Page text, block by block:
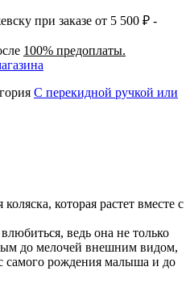
при заказе от 5 500 ₽ -
100% предоплаты.
С перекидной ручкой или
которая растет вместе с
ведь она не только
до мелочей внешним видом,
самого рождения малыша и до